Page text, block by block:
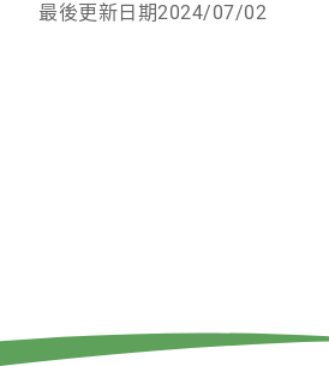
最後更新日期2024/07/02